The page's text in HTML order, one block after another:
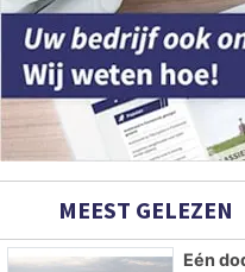
MEEST GELEZEN
Eén